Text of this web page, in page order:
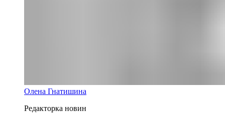
Олена Гнатишина
Редакторка новин